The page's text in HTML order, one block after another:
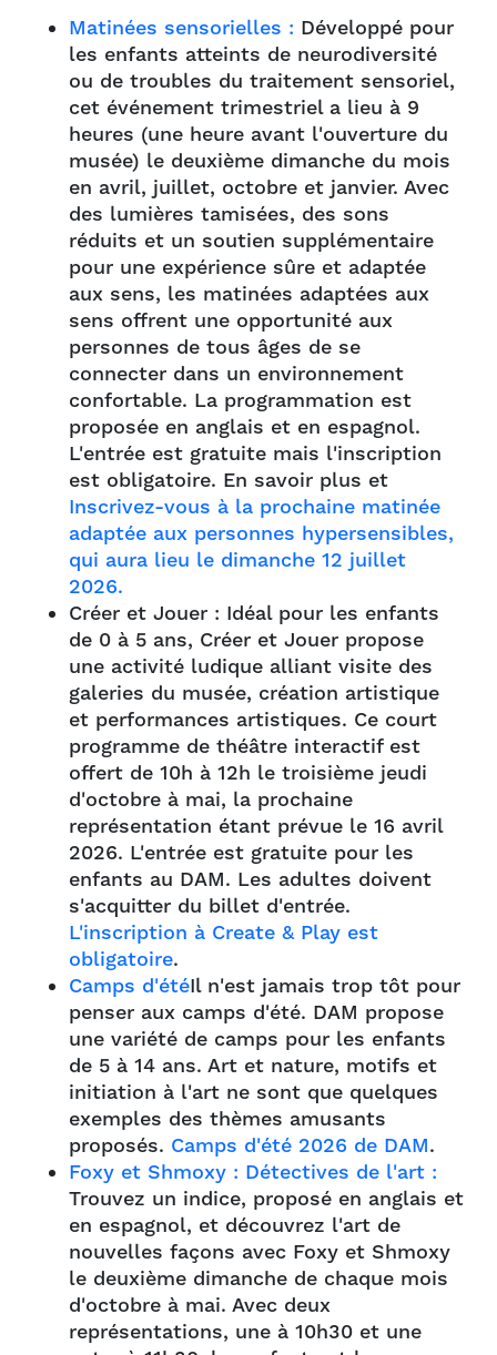
Matinées sensorielles : Développé pour
les enfants atteints de neurodiversité
ou de troubles du traitement sensoriel,
cet événement trimestriel a lieu à 9
heures (une heure avant l'ouverture du
musée) le deuxième dimanche du mois
en avril, juillet, octobre et janvier. Avec
des lumières tamisées, des sons
réduits et un soutien supplémentaire
pour une expérience sûre et adaptée
aux sens, les matinées adaptées aux
sens offrent une opportunité aux
personnes de tous âges de se
connecter dans un environnement
confortable. La programmation est
proposée en anglais et en espagnol.
L'entrée est gratuite mais l'inscription
est obligatoire. En savoir plus et
Inscrivez-vous à la prochaine matinée
adaptée aux personnes hypersensibles,
qui aura lieu le dimanche 12 juillet
2026.
Créer et Jouer : Idéal pour les enfants
de 0 à 5 ans, Créer et Jouer propose
une activité ludique alliant visite des
galeries du musée, création artistique
et performances artistiques. Ce court
programme de théâtre interactif est
offert de 10h à 12h le troisième jeudi
d'octobre à mai, la prochaine
représentation étant prévue le 16 avril
2026. L'entrée est gratuite pour les
enfants au DAM. Les adultes doivent
s'acquitter du billet d'entrée.
L'inscription à Create & Play est
obligatoire.
Camps d'étéIl n'est jamais trop tôt pour
penser aux camps d'été. DAM propose
une variété de camps pour les enfants
de 5 à 14 ans. Art et nature, motifs et
initiation à l'art ne sont que quelques
exemples des thèmes amusants
proposés. Camps d'été 2026 de DAM.
Foxy et Shmoxy : Détectives de l'art :
Trouvez un indice, proposé en anglais et
en espagnol, et découvrez l'art de
nouvelles façons avec Foxy et Shmoxy
le deuxième dimanche de chaque mois
d'octobre à mai. Avec deux
représentations, une à 10h30 et une